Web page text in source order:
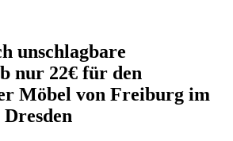
unschlagbare
nur 22€ für den
Möbel von Freiburg im